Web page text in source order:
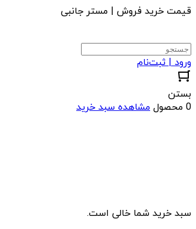
قیمت خرید فروش | مستر جانبی
ورود | ثبت‌نام
بستن
0 محصول
مشاهده سبد خرید
سبد خرید شما خالی است.